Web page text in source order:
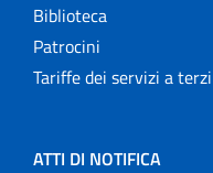
Biblioteca
Patrocini
Tariffe dei servizi a terzi
ATTI DI NOTIFICA